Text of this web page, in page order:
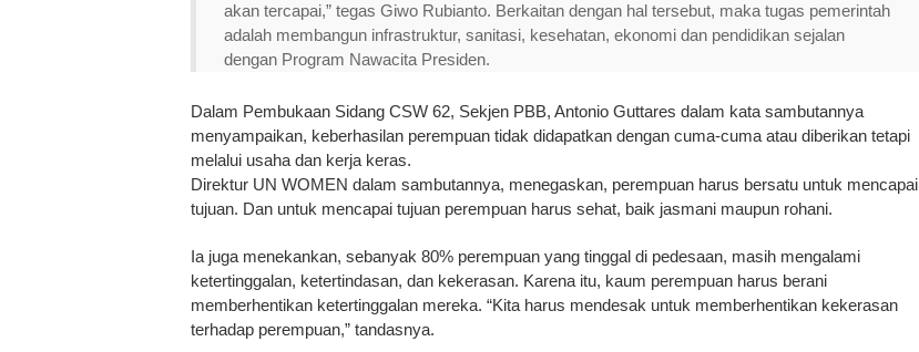
akan tercapai,” tegas Giwo Rubianto. Berkaitan dengan hal tersebut, maka tugas pemerintah
adalah membangun infrastruktur, sanitasi, kesehatan, ekonomi dan pendidikan sejalan
dengan Program Nawacita Presiden.
Dalam Pembukaan Sidang CSW 62, Sekjen PBB, Antonio Guttares dalam kata sambutannya
menyampaikan, keberhasilan perempuan tidak didapatkan dengan cuma-cuma atau diberikan tetapi
melalui usaha dan kerja keras.
Direktur UN WOMEN dalam sambutannya, menegaskan, perempuan harus bersatu untuk mencapai
tujuan. Dan untuk mencapai tujuan perempuan harus sehat, baik jasmani maupun rohani.
Ia juga menekankan, sebanyak 80% perempuan yang tinggal di pedesaan, masih mengalami
ketertinggalan, ketertindasan, dan kekerasan. Karena itu, kaum perempuan harus berani
memberhentikan ketertinggalan mereka. “Kita harus mendesak untuk memberhentikan kekerasan
terhadap perempuan,” tandasnya.